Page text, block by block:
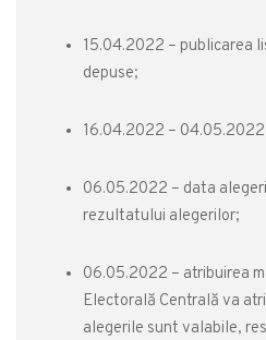
15.04.2022 – publicarea
depuse;
16.04.2022 –
06.05.2022 – data
rezultatului alegerilor;
06.05.2022 – atribuirea
Electorală Centrală va
alegerile sunt valabile,